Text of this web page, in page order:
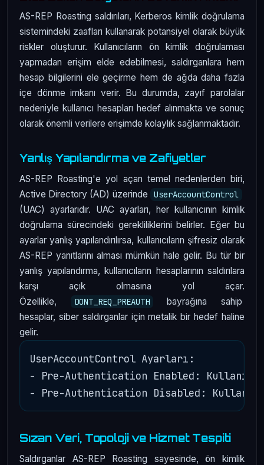
AS-REP Roasting saldırıları, Kerberos kimlik doğrulama
sistemindeki zaafları kullanarak potansiyel olarak büyük
riskler oluşturur. Kullanıcıların ön kimlik doğrulaması
yapmadan erişim elde edebilmesi, saldırganlara hem
hesap bilgilerini ele geçirme hem de ağda daha fazla
içe dönme imkanı verir. Bu durumda, zayıf parolalar
nedeniyle kullanıcı hesapları hedef alınmakta ve sonuç
olarak önemli verilere erişimde kolaylık sağlanmaktadır.
Yanlış Yapılandırma ve Zafiyetler
AS-REP Roasting'e yol açan temel nedenlerden biri,
Active Directory (AD) üzerinde
UserAccountControl
(UAC) ayarlarıdır. UAC ayarları, her kullanıcının kimlik
doğrulama sürecindeki gerekliliklerini belirler. Eğer bu
ayarlar yanlış yapılandırılırsa, kullanıcıların şifresiz olarak
AS-REP yanıtlarını alması mümkün hale gelir. Bu tür bir
yanlış yapılandırma, kullanıcıların hesaplarının saldırılara
karşı açık olmasına yol açar.
Özellikle,
DONT_REQ_PREAUTH
bayrağına sahip
hesaplar, siber saldırganlar için metalik bir hedef haline
gelir.
UserAccountControl Ayarları:
- Pre-Authentication Enabled:
Sızan Veri, Topoloji ve Hizmet Tespiti
Saldırganlar AS-REP Roasting sayesinde, ön kimlik